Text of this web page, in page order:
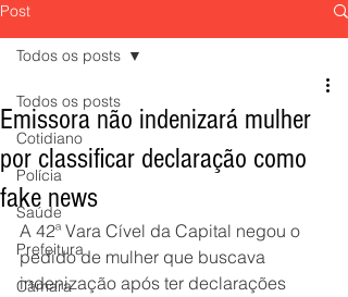
Post
Todos os posts
Cotidiano
Polícia
Saúde
Prefeitura
Câmara
Todos os posts
Emissora não indenizará mulher
por classificar declaração como
fake news
A 42ª Vara Cível da Capital negou o
pedido de mulher que buscava
indenização após ter declarações